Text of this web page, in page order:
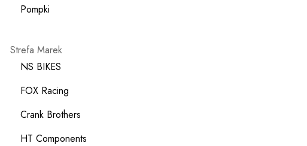
Pompki
Strefa Marek
NS BIKES
FOX Racing
Crank Brothers
HT Components